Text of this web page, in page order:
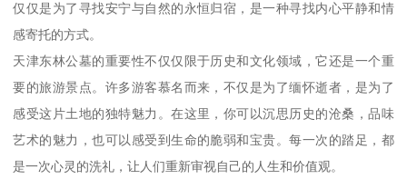
仅仅是为了寻找安宁与自然的永恒归宿，是一种寻找内心平静和情
感寄托的方式。
天津东林公墓的重要性不仅仅限于历史和文化领域，它还是一个重
要的旅游景点。许多游客慕名而来，不仅是为了缅怀逝者，是为了
感受这片土地的独特魅力。在这里，你可以沉思历史的沧桑，品味
艺术的魅力，也可以感受到生命的脆弱和宝贵。每一次的踏足，都
是一次心灵的洗礼，让人们重新审视自己的人生和价值观。